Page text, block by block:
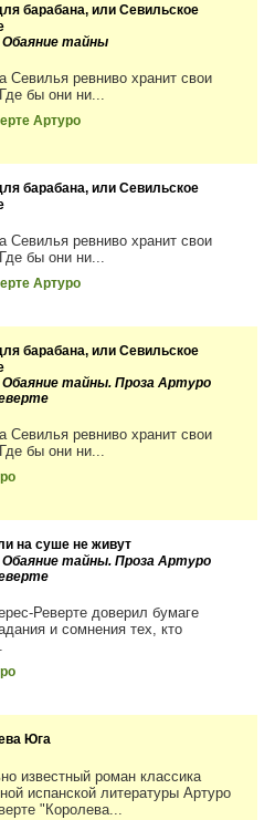
барабана, или Севильское
Обаяние тайны
Севилья ревниво хранит свои
бы они ни...
Артуро
барабана, или Севильское
Севилья ревниво хранит свои
бы они ни...
Артуро
барабана, или Севильское
Обаяние тайны. Проза Артуро
Севилья ревниво хранит свои
бы они ни...
на суше не живут
Обаяние тайны. Проза Артуро
Реверте доверил бумаге
и сомнения тех, кто
Юга
известный роман классика
испанской литературы Артуро
"Королева...